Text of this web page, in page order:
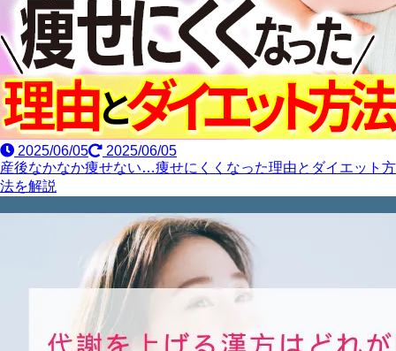
2025/06/05
2025/06/05
産後なかなか痩せない…痩せにくくなった理由とダイエット方
法を解説